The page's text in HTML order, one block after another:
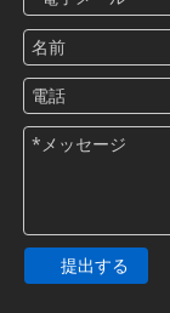
提出する